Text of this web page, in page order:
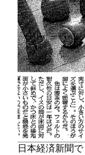
日本経済新聞